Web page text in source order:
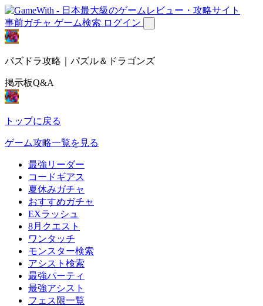
事前ガチャ ゲーム検索 ログイン
パズドラ攻略｜パズル＆ドラゴンズ
掲示板Q&A
トップに戻る
ゲーム攻略一覧を見る
最強リーダー
コードギアス
夏休みガチャ
おすすめガチャ
EXラッシュ
8月クエスト
ワンタッチ
モンスター検索
アシスト検索
最強パーティ
最強アシスト
フェス限一覧